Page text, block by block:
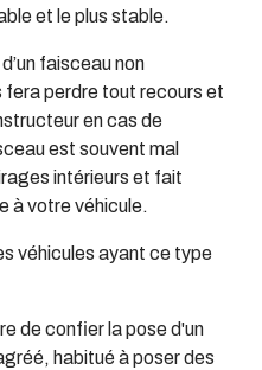
et le plus stable.
faisceau non
perdre tout recours et
en cas de
est souvent mal
intérieurs et fait
à votre véhicule.
véhicules ayant ce type
de confier la pose d'un
habitué à poser des